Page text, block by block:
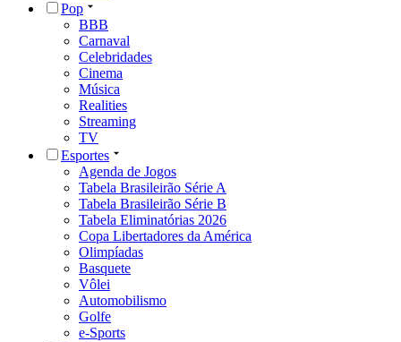
Pop
BBB
Carnaval
Celebridades
Cinema
Música
Realities
Streaming
TV
Esportes
Agenda de Jogos
Tabela Brasileirão Série A
Tabela Brasileirão Série B
Tabela Eliminatórias 2026
Copa Libertadores da América
Olimpíadas
Basquete
Vôlei
Automobilismo
Golfe
e-Sports